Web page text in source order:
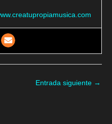
Entrada siguiente →